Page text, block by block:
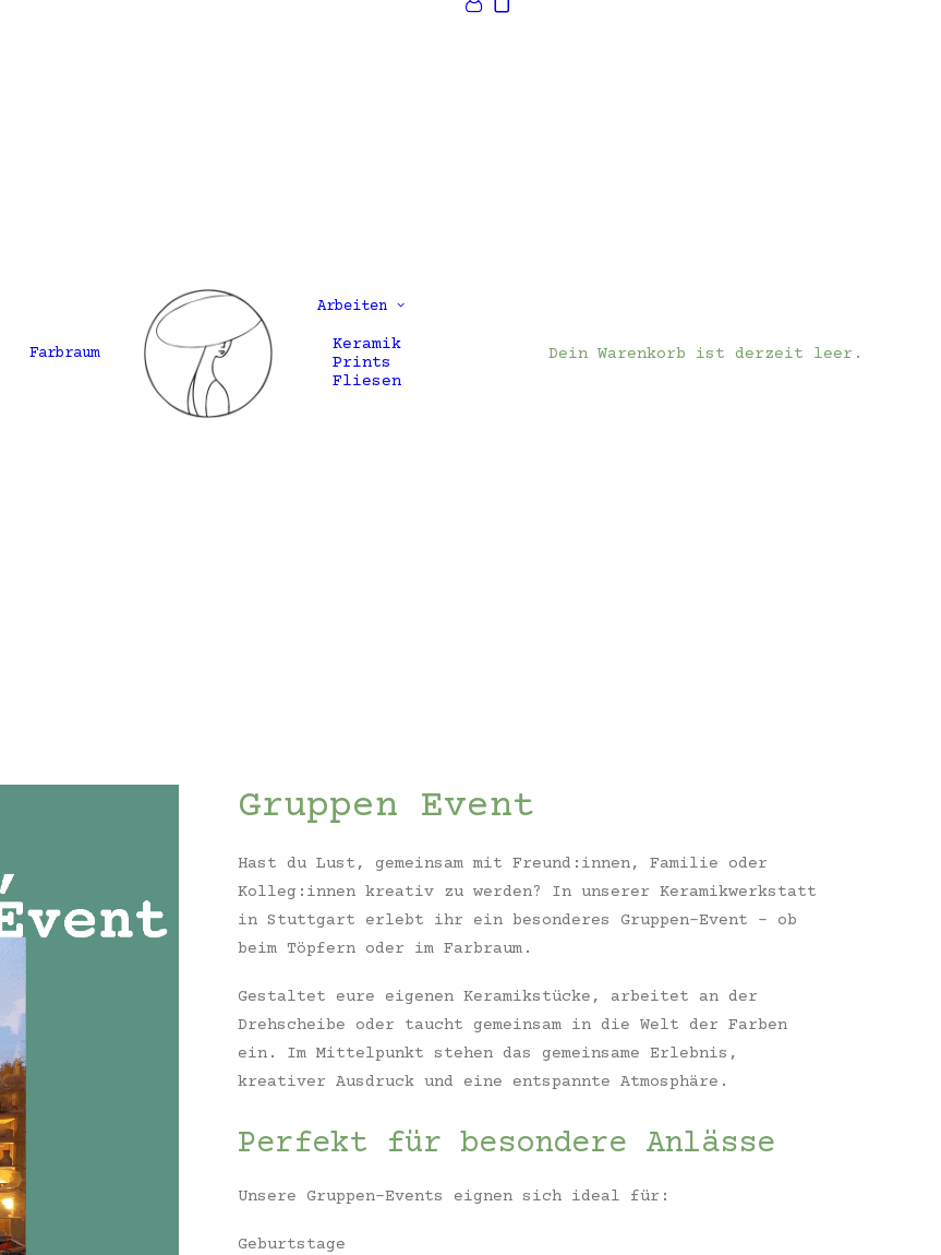
Farbraum
Arbeiten
Keramik
Prints
Fliesen
Infos Kontakt ES
Dein Warenkorb ist derzeit leer.
Gruppen Event
Hast du Lust, gemeinsam mit Freund:innen, Familie oder
Kolleg:innen kreativ zu werden? In unserer Keramikwerkstatt
in Stuttgart erlebt ihr ein besonderes Gruppen-Event – ob
beim Töpfern oder im Farbraum.
Gestaltet eure eigenen Keramikstücke, arbeitet an der
Drehscheibe oder taucht gemeinsam in die Welt der Farben
ein. Im Mittelpunkt stehen das gemeinsame Erlebnis,
kreativer Ausdruck und eine entspannte Atmosphäre.
Perfekt für besondere Anlässe
Unsere Gruppen-Events eignen sich ideal für:
Geburtstage